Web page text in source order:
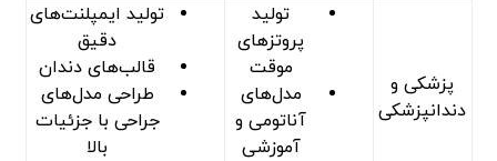
پزشکی و
دندانپزشکی
تولید
پروتز‌های
موقت
مدل‌های
آناتومی و
آموزشی
تولید ایمپلنت‌های
دقیق
قالب‌های دندان
طراحی مدل‌های
جراحی با جزئیات
بالا